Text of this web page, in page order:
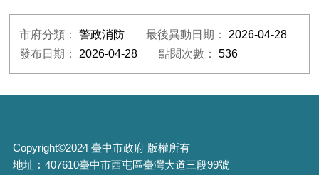
市府分類：警政消防 最後異動日期： 2026-04-28
發布日期： 2026-04-28 點閱次數： 536
Copyright©2024 臺中市政府 版權所有
地址︰407610臺中市西屯區臺灣大道三段99號